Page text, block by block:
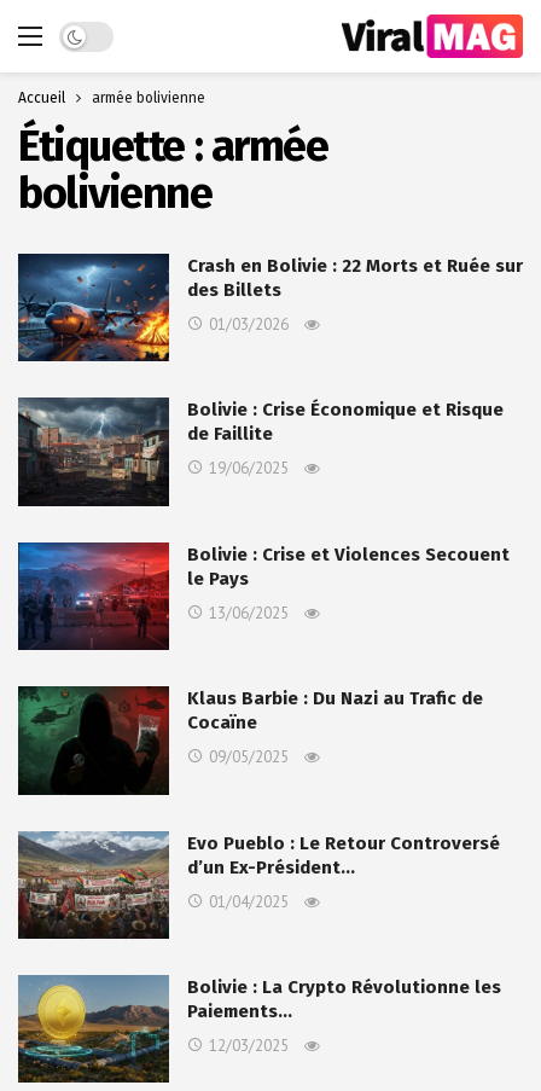
Dark mode
Accueil armée bolivienne
Étiquette :armée
bolivienne
Crash en Bolivie : 22 Morts et Ruée sur
des Billets
01/03/2026
Bolivie : Crise Économique et Risque
de Faillite
19/06/2025
Bolivie : Crise et Violences Secouent
le Pays
13/06/2025
Klaus Barbie : Du Nazi au Trafic de
Cocaïne
09/05/2025
Evo Pueblo : Le Retour Controversé
d’un Ex-Président…
01/04/2025
Bolivie : La Crypto Révolutionne les
Paiements…
12/03/2025